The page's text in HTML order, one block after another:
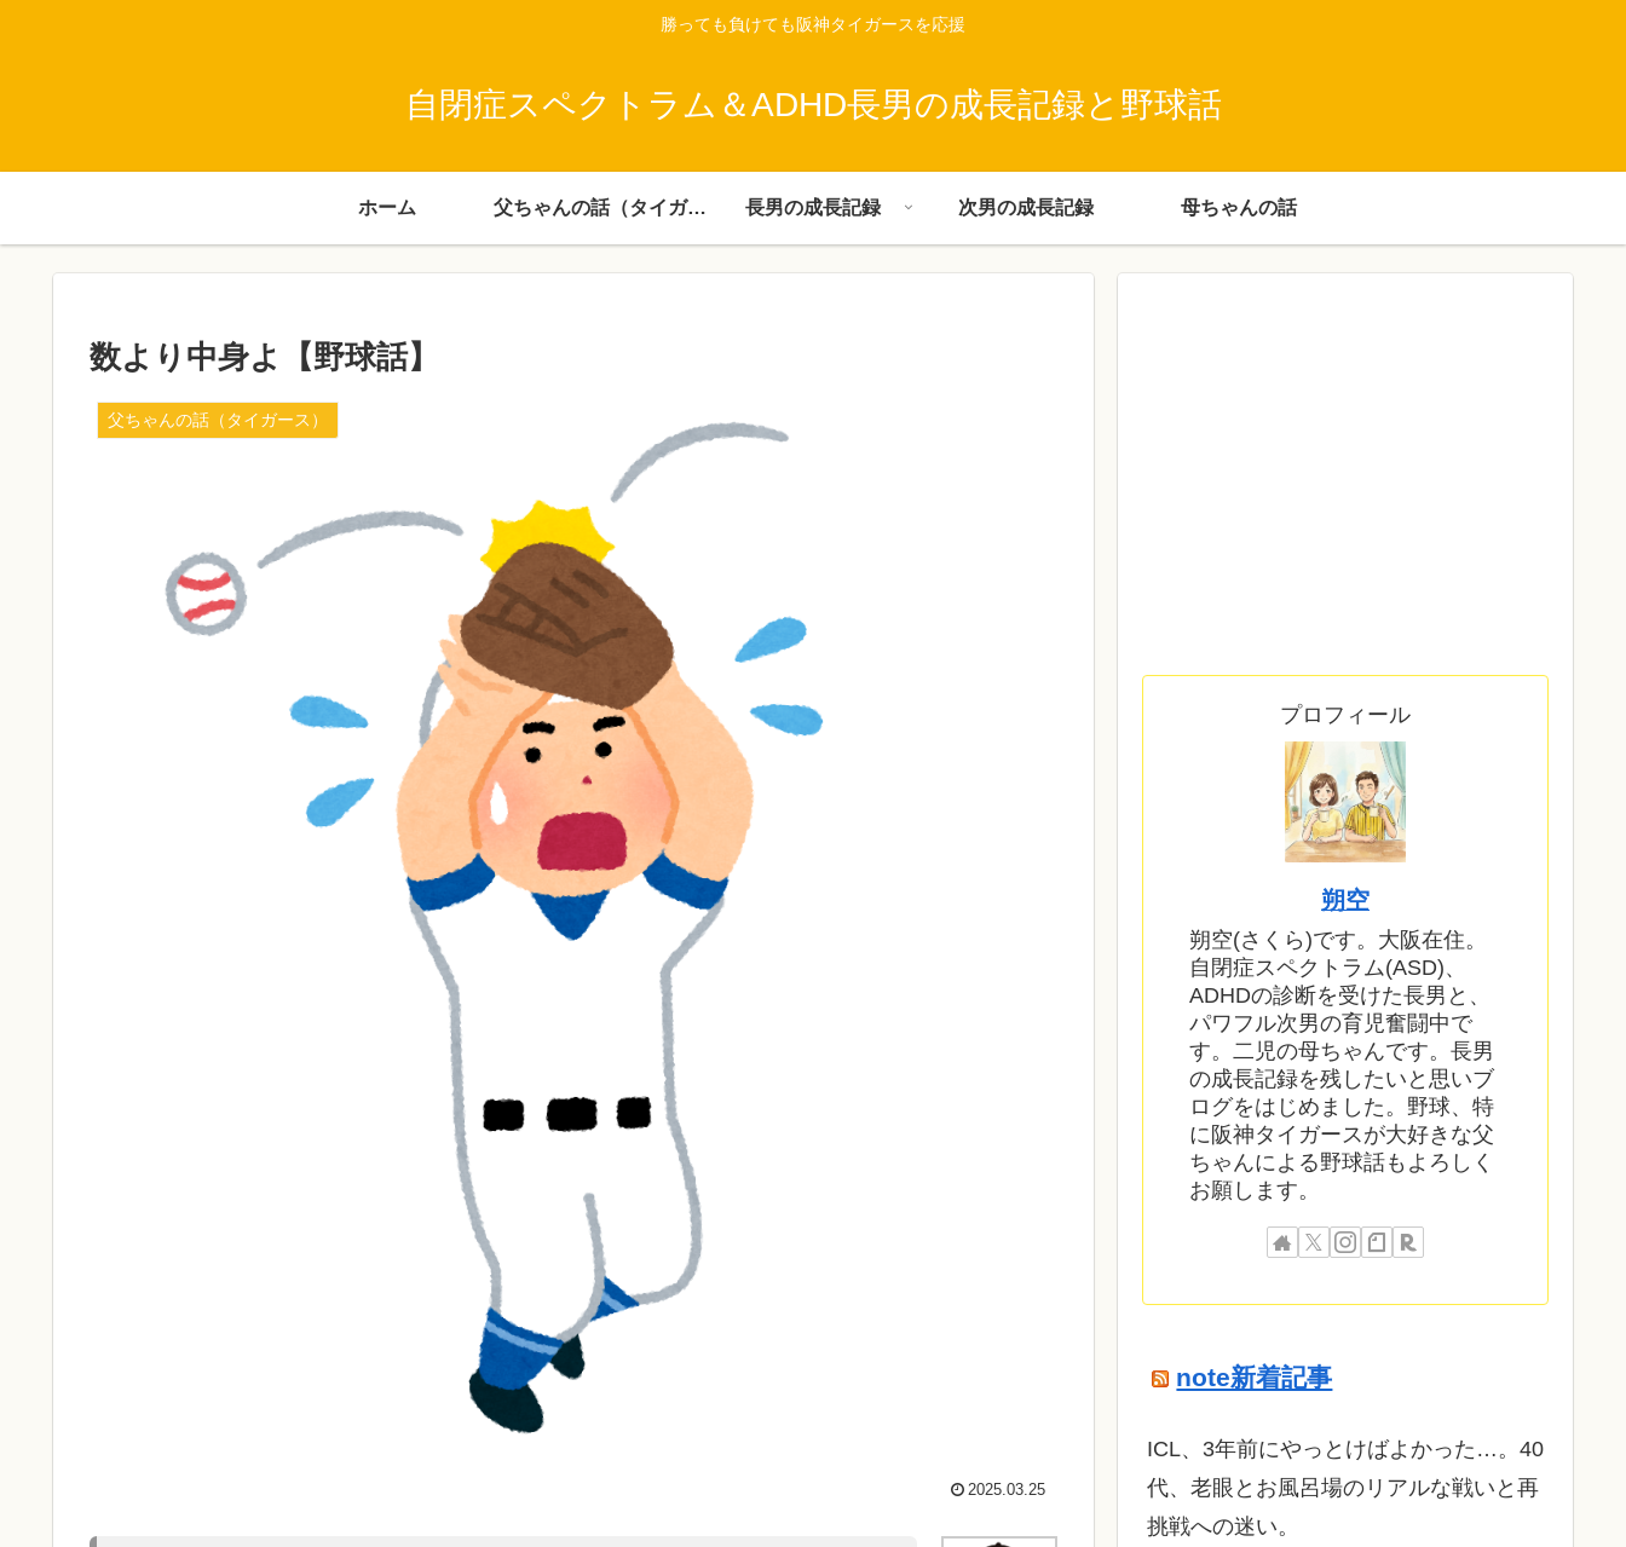
勝っても負けても阪神タイガースを応援
自閉症スペクトラム＆ADHD長男の成長記録と野球話
ホーム 父ちゃんの話（タイガース） 長男の成長記録 次男の成長記録 母ちゃんの話
数より中身よ【野球話】
父ちゃんの話（タイガース）
2025.03.25
プロフィール
朔空
朔空(さくら)です。大阪在住。
自閉症スペクトラム(ASD)、
ADHDの診断を受けた長男と、
パワフル次男の育児奮闘中で
す。二児の母ちゃんです。長男
の成長記録を残したいと思いブ
ログをはじめました。野球、特
に阪神タイガースが大好きな父
ちゃんによる野球話もよろしく
お願します。
note新着記事
ICL、3年前にやっとけばよかった…。40
代、老眼とお風呂場のリアルな戦いと再
挑戦への迷い。